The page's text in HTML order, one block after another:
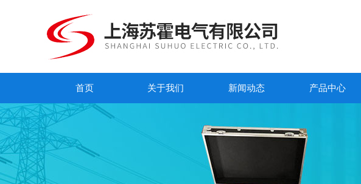
首页 关于我们 新闻动态 产品中心